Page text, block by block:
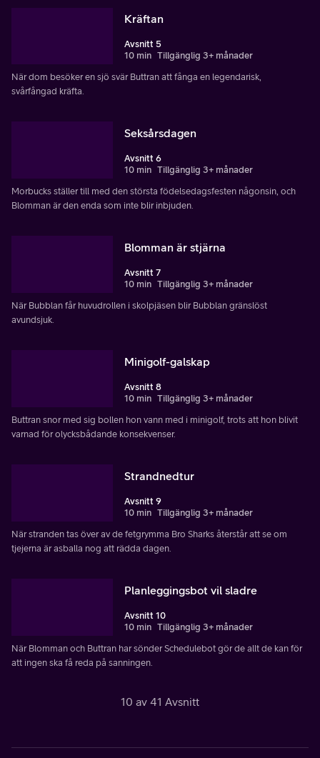
Kräftan
Avsnitt 5
10 min Tillgänglig 3+ månader
När dom besöker en sjö svär Buttran att fånga en legendarisk,
svårfångad kräfta.
Seksårsdagen
Avsnitt 6
10 min Tillgänglig 3+ månader
Morbucks ställer till med den största födelsedagsfesten någonsin, och
Blomman är den enda som inte blir inbjuden.
Blomman är stjärna
Avsnitt 7
10 min Tillgänglig 3+ månader
När Bubblan får huvudrollen i skolpjäsen blir Bubblan gränslöst
avundsjuk.
Minigolf-galskap
Avsnitt 8
10 min Tillgänglig 3+ månader
Buttran snor med sig bollen hon vann med i minigolf, trots att hon blivit
varnad för olycksbådande konsekvenser.
Strandnedtur
Avsnitt 9
10 min Tillgänglig 3+ månader
När stranden tas över av de fetgrymma Bro Sharks återstår att se om
tjejerna är asballa nog att rädda dagen.
Planleggingsbot vil sladre
Avsnitt 10
10 min Tillgänglig 3+ månader
När Blomman och Buttran har sönder Schedulebot gör de allt de kan för
att ingen ska få reda på sanningen.
10 av 41 Avsnitt